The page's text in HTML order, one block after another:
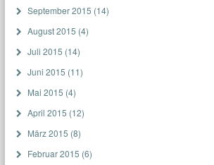
September 2015 (14)
August 2015 (4)
Juli 2015 (14)
Juni 2015 (11)
Mai 2015 (4)
April 2015 (12)
März 2015 (8)
Februar 2015 (6)